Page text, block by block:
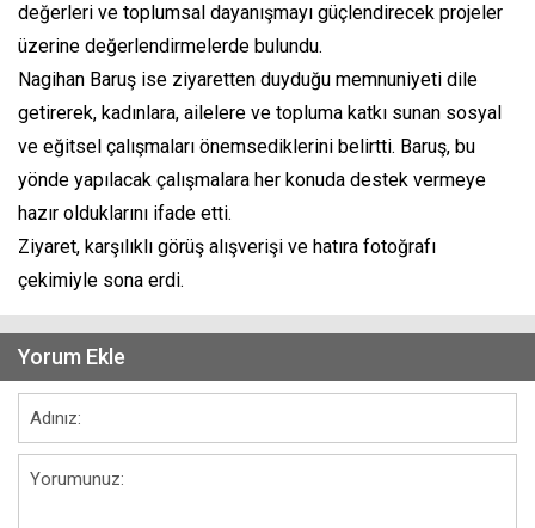
değerleri ve toplumsal dayanışmayı güçlendirecek projeler
üzerine değerlendirmelerde bulundu.
Nagihan Baruş ise ziyaretten duyduğu memnuniyeti dile
getirerek, kadınlara, ailelere ve topluma katkı sunan sosyal
ve eğitsel çalışmaları önemsediklerini belirtti. Baruş, bu
yönde yapılacak çalışmalara her konuda destek vermeye
hazır olduklarını ifade etti.
Ziyaret, karşılıklı görüş alışverişi ve hatıra fotoğrafı
çekimiyle sona erdi.
Yorum Ekle